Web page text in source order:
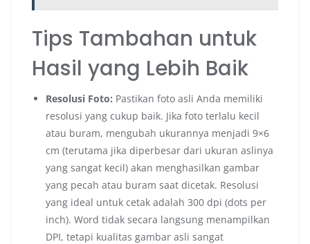
Tips Tambahan untuk
Hasil yang Lebih Baik
Resolusi Foto: Pastikan foto asli Anda memiliki
resolusi yang cukup baik. Jika foto terlalu kecil
atau buram, mengubah ukurannya menjadi 9×6
cm (terutama jika diperbesar dari ukuran aslinya
yang sangat kecil) akan menghasilkan gambar
yang pecah atau buram saat dicetak. Resolusi
yang ideal untuk cetak adalah 300 dpi (dots per
inch). Word tidak secara langsung menampilkan
DPI, tetapi kualitas gambar asli sangat